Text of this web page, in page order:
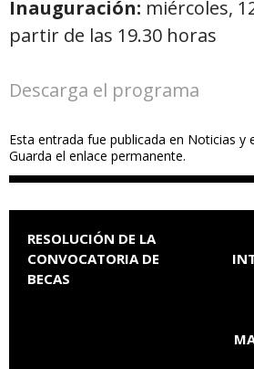
Inauguración: miércoles,
partir de las 19.30 horas
Descarga el programa
Esta entrada fue publicada en Noticias y
Guarda el enlace permanente.
RESOLUCIÓN DE LA
CONVOCATORIA DE
BECAS